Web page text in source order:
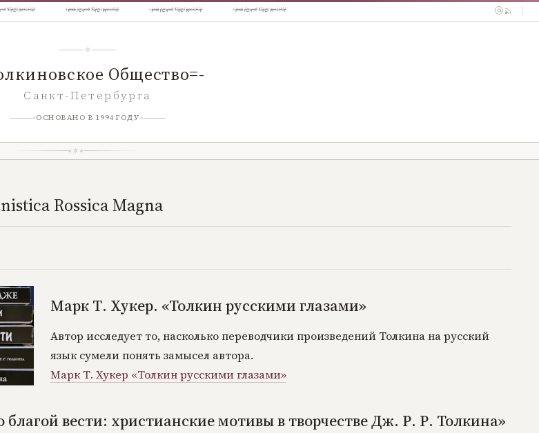
Общество=-
Санкт-Петербурга
ОСНОВАНО В 1994 ГОДУ
Rossica Magna
Марк Т. Хукер. «Толкин русскими глазами»
Автор исследует то, насколько переводчики произведений Толкина на русский
язык сумели понять замысел автора.
Марк Т. Хукер «Толкин русскими глазами»
вести: христианские мотивы в творчестве Дж. Р. Р. Толкина»